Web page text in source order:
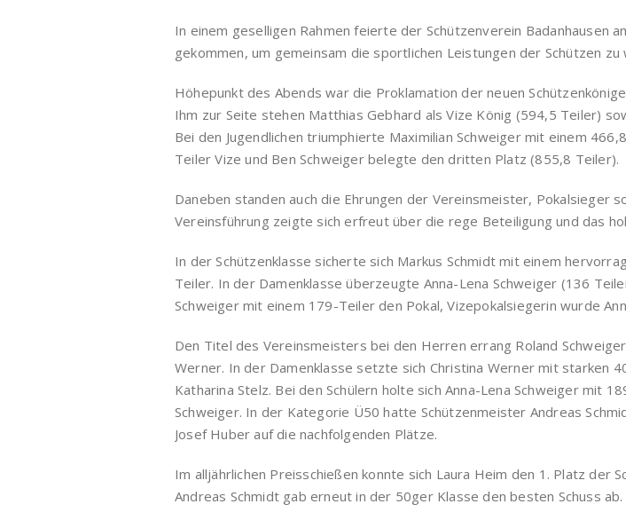
In einem geselligen Rahmen feierte der Schützenverein Badanhausen
gekommen, um gemeinsam die sportlichen Leistungen der Schützen
Höhepunkt des Abends war die Proklamation der neuen
Ihm zur Seite stehen Matthias Gebhard als Vize König (594,5 Teiler)
Bei den Jugendlichen triumphierte Maximilian Schweiger mit einem
Teiler Vize und Ben Schweiger belegte den dritten Platz (855,8 Teiler).
Daneben standen auch die Ehrungen der Vereinsmeister,
Vereinsführung zeigte sich erfreut über die rege Beteiligung und das
In der Schützenklasse sicherte sich Markus Schmidt mit einem
Teiler. In der Damenklasse überzeugte Anna-Lena Schweiger (136
Schweiger mit einem 179-Teiler den Pokal, Vizepokalsiegerin wurde
Den Titel des Vereinsmeisters bei den Herren errang Roland
Werner. In der Damenklasse setzte sich Christina Werner mit starken
Katharina Stelz. Bei den Schülern holte sich Anna-Lena Schweiger mit
Schweiger. In der Kategorie Ü50 hatte Schützenmeister Andreas
Josef Huber auf die nachfolgenden Plätze.
Im alljährlichen Preisschießen konnte sich Laura Heim den 1. Platz der
Andreas Schmidt gab erneut in der 50ger Klasse den besten Schuss ab.